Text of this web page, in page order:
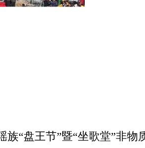
“盘王节”暨“坐歌堂”非物